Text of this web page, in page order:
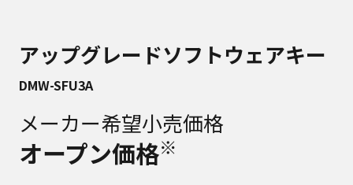
アップグレードソフトウェアキー
DMW-SFU3A
メーカー希望小売価格
オープン価格※